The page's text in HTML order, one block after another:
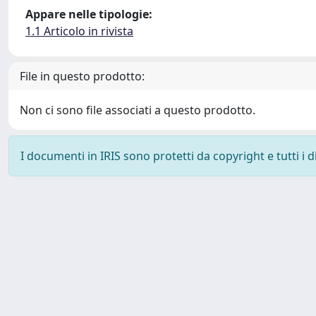
Appare nelle tipologie:
1.1 Articolo in rivista
File in questo prodotto:
Non ci sono file associati a questo prodotto.
I documenti in IRIS sono protetti da copyright e tutti i